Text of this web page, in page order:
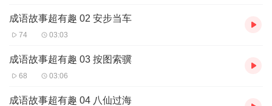
成语故事超有趣 02 安步当车
74 03:03
成语故事超有趣 03 按图索骥
68 03:06
成语故事超有趣 04 八仙过海